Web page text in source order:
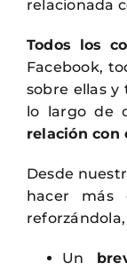
relacionada
Todos los
Facebook,
sobre ellas y
lo largo de
relación con
Desde
hacer más
Un